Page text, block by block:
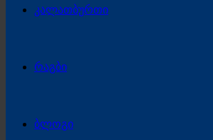
კალათბურთი
რაგბი
ბლოგი